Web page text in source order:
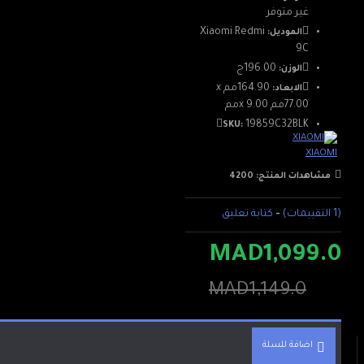
غير متوفر
الموديل: Xiaomi Redmi
9C
الوزن: 196.00ج
الابعاد:
164.90مم x
77.00مم x 9.00مم
SKU: 19859C32BLK
XIAOMI
مشاهدات المنتج: 4200
(1 التقييمات) - كتابة تعليق
MAD1,099.0
MAD1,149.0
اضافة للسلة